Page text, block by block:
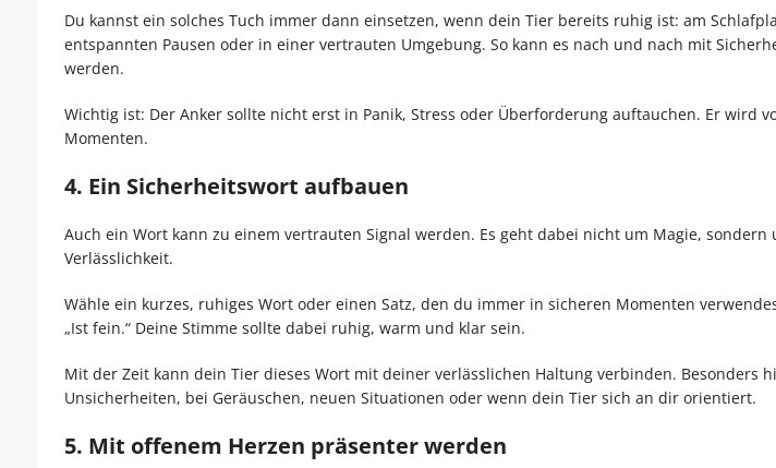
Du kannst ein solches Tuch immer dann einsetzen, wenn dein Tier bereits ruhig ist: am
entspannten Pausen oder in einer vertrauten Umgebung. So kann es nach und nach mit
werden.
Wichtig ist: Der Anker sollte nicht erst in Panik, Stress oder Überforderung auftauchen. Er wird
Momenten.
4. Ein Sicherheitswort aufbauen
Auch ein Wort kann zu einem vertrauten Signal werden. Es geht dabei nicht um Magie,
Verlässlichkeit.
Wähle ein kurzes, ruhiges Wort oder einen Satz, den du immer in sicheren Momenten
„Ist fein.“ Deine Stimme sollte dabei ruhig, warm und klar sein.
Mit der Zeit kann dein Tier dieses Wort mit deiner verlässlichen Haltung verbinden. Besonders
Unsicherheiten, bei Geräuschen, neuen Situationen oder wenn dein Tier sich an dir orientiert.
5. Mit offenem Herzen präsenter werden